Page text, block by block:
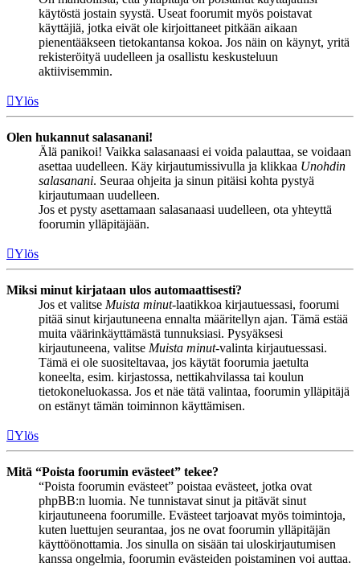
käytöstä jostain syystä. Useat foorumit myös poistavat
käyttäjiä, jotka eivät ole kirjoittaneet pitkään aikaan
pienentääkseen tietokantansa kokoa. Jos näin on käynyt, yritä
rekisteröityä uudelleen ja osallistu keskusteluun
aktiivisemmin.
Ylös
Olen hukannut salasanani!
Älä panikoi! Vaikka salasanaasi ei voida palauttaa, se voidaan
asettaa uudelleen. Käy kirjautumissivulla ja klikkaa Unohdin
salasanani. Seuraa ohjeita ja sinun pitäisi kohta pystyä
kirjautumaan uudelleen.
Jos et pysty asettamaan salasanaasi uudelleen, ota yhteyttä
foorumin ylläpitäjään.
Ylös
Miksi minut kirjataan ulos automaattisesti?
Jos et valitse Muista minut-laatikkoa kirjautuessasi, foorumi
pitää sinut kirjautuneena ennalta määritellyn ajan. Tämä estää
muita väärinkäyttämästä tunnuksiasi. Pysyäksesi
kirjautuneena, valitse Muista minut-valinta kirjautuessasi.
Tämä ei ole suositeltavaa, jos käytät foorumia jaetulta
koneelta, esim. kirjastossa, nettikahvilassa tai koulun
tietokoneluokassa. Jos et näe tätä valintaa, foorumin ylläpitäjä
on estänyt tämän toiminnon käyttämisen.
Ylös
Mitä “Poista foorumin evästeet” tekee?
“Poista foorumin evästeet” poistaa evästeet, jotka ovat
phpBB:n luomia. Ne tunnistavat sinut ja pitävät sinut
kirjautuneena foorumille. Evästeet tarjoavat myös toimintoja,
kuten luettujen seurantaa, jos ne ovat foorumin ylläpitäjän
käyttöönottamia. Jos sinulla on sisään tai uloskirjautumisen
kanssa ongelmia, foorumin evästeiden poistaminen voi auttaa.